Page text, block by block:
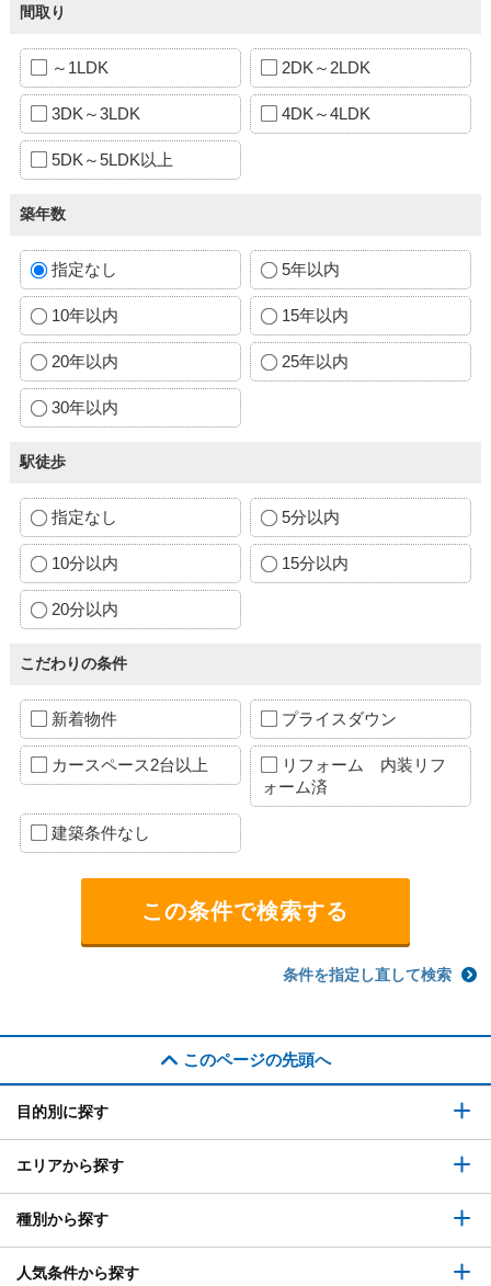
間取り
～1LDK 2DK～2LDK
3DK～3LDK 4DK～4LDK
5DK～5LDK以上
築年数
指定なし 5年以内
10年以内 15年以内
20年以内 25年以内
30年以内
駅徒歩
指定なし 5分以内
10分以内 15分以内
20分以内
こだわりの条件
新着物件 プライスダウン
カースペース2台以上
リフォーム 内装リフ
ォーム済
建築条件なし
条件を指定し直して検索
このページの先頭へ
目的別に探す
エリアから探す
種別から探す
人気条件から探す